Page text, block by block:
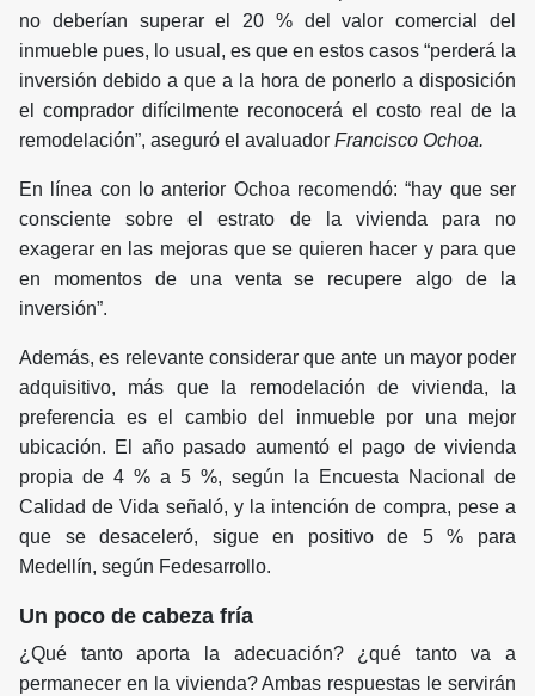
no deberían superar el 20 % del valor comercial del
inmueble pues, lo usual, es que en estos casos “perderá la
inversión debido a que a la hora de ponerlo a disposición
el comprador difícilmente reconocerá el costo real de la
remodelación”, aseguró el avaluador Francisco Ochoa.
En línea con lo anterior Ochoa recomendó: “hay que ser
consciente sobre el estrato de la vivienda para no
exagerar en las mejoras que se quieren hacer y para que
en momentos de una venta se recupere algo de la
inversión”.
Además, es relevante considerar que ante un mayor poder
adquisitivo, más que la remodelación de vivienda, la
preferencia es el cambio del inmueble por una mejor
ubicación. El año pasado aumentó el pago de vivienda
propia de 4 % a 5 %, según la Encuesta Nacional de
Calidad de Vida señaló, y la intención de compra, pese a
que se desaceleró, sigue en positivo de 5 % para
Medellín, según Fedesarrollo.
Un poco de cabeza fría
¿Qué tanto aporta la adecuación? ¿qué tanto va a
permanecer en la vivienda? Ambas respuestas le servirán